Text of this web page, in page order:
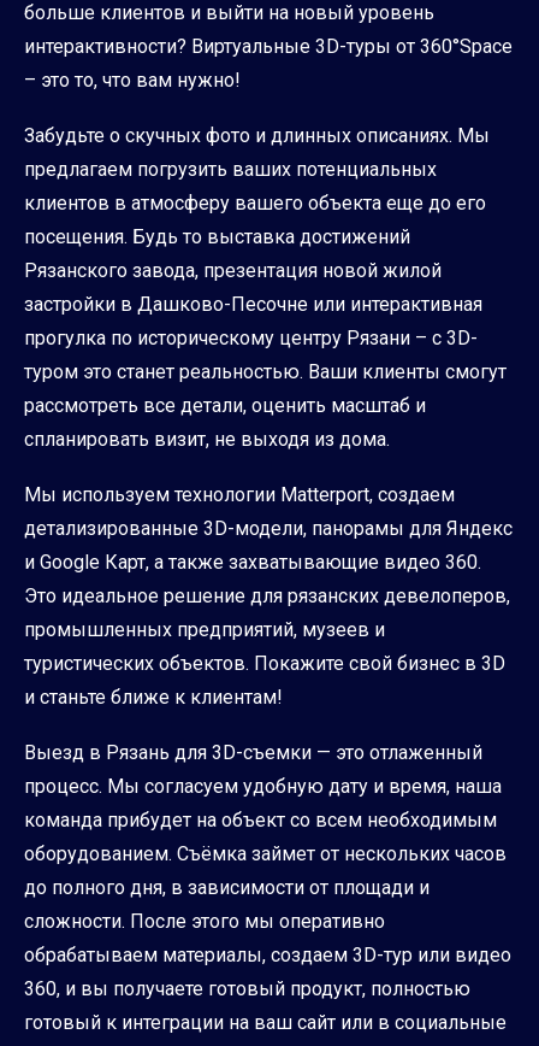
больше клиентов и выйти на новый уровень
интерактивности? Виртуальные 3D-туры от 360°Space
– это то, что вам нужно!
Забудьте о скучных фото и длинных описаниях. Мы
предлагаем погрузить ваших потенциальных
клиентов в атмосферу вашего объекта еще до его
посещения. Будь то выставка достижений
Рязанского завода, презентация новой жилой
застройки в Дашково-Песочне или интерактивная
прогулка по историческому центру Рязани – с 3D-
туром это станет реальностью. Ваши клиенты смогут
рассмотреть все детали, оценить масштаб и
спланировать визит, не выходя из дома.
Мы используем технологии Matterport, создаем
детализированные 3D-модели, панорамы для Яндекс
и Google Карт, а также захватывающие видео 360.
Это идеальное решение для рязанских девелоперов,
промышленных предприятий, музеев и
туристических объектов. Покажите свой бизнес в 3D
и станьте ближе к клиентам!
Выезд в Рязань для 3D-съемки — это отлаженный
процесс. Мы согласуем удобную дату и время, наша
команда прибудет на объект со всем необходимым
оборудованием. Съёмка займет от нескольких часов
до полного дня, в зависимости от площади и
сложности. После этого мы оперативно
обрабатываем материалы, создаем 3D-тур или видео
360, и вы получаете готовый продукт, полностью
готовый к интеграции на ваш сайт или в социальные